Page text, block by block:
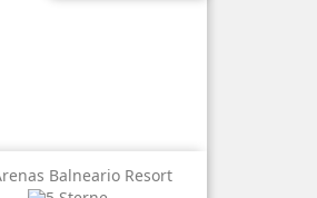
Balneario Resort